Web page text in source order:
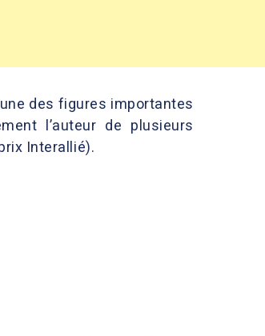
des figures importantes
l’auteur de plusieurs
Interallié).